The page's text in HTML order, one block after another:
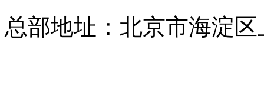
总部地址：北京市海淀